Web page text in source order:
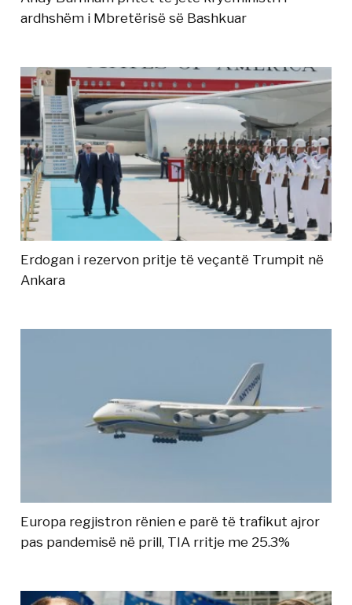
ardhshëm i Mbretërisë së Bashkuar
Erdogan i rezervon pritje të veçantë Trumpit në
Ankara
Europa regjistron rënien e parë të trafikut ajror
pas pandemisë në prill, TIA rritje me 25.3%